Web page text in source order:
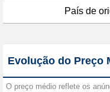
País de
Evolução do Preço
O preço médio reflete os